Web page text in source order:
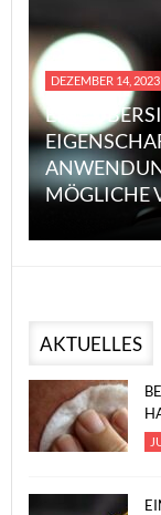
DEZEMBER 14, 2023
EINE
MÖGLICHE
AKTUELLES